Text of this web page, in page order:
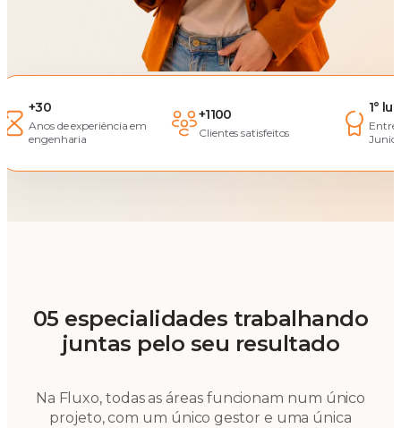
+30
Anos de experiência em
engenharia
+1100
Clientes satisfeitos
1°
Entre
05 especialidades trabalhando
juntas pelo seu resultado
Na Fluxo, todas as áreas funcionam num único
projeto, com um único gestor e uma única